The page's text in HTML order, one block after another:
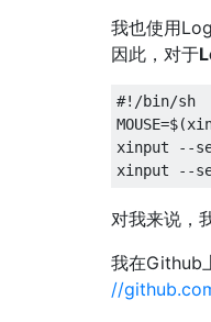
我也使用
因此，对于
#!/bin/sh
xinput --
对我来说，
我在Github
//